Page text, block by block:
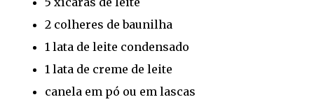
2 colheres de baunilha
1 lata de leite condensado
1 lata de creme de leite
canela em pó ou em lascas